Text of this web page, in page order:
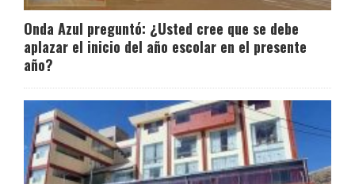
Onda Azul preguntó: ¿Usted cree que se debe
aplazar el inicio del año escolar en el presente
año?